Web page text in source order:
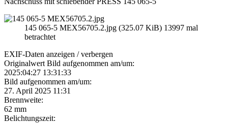
145 065-5 MEX56705.2.jpg (325.07 KiB) 13997 mal
betrachtet
EXIF-Daten anzeigen / verbergen
Originalwert Bild aufgenommen am/um:
2025:04:27 13:31:33
Bild aufgenommen am/um:
27. April 2025 11:31
Brennweite:
62 mm
Belichtungszeit: